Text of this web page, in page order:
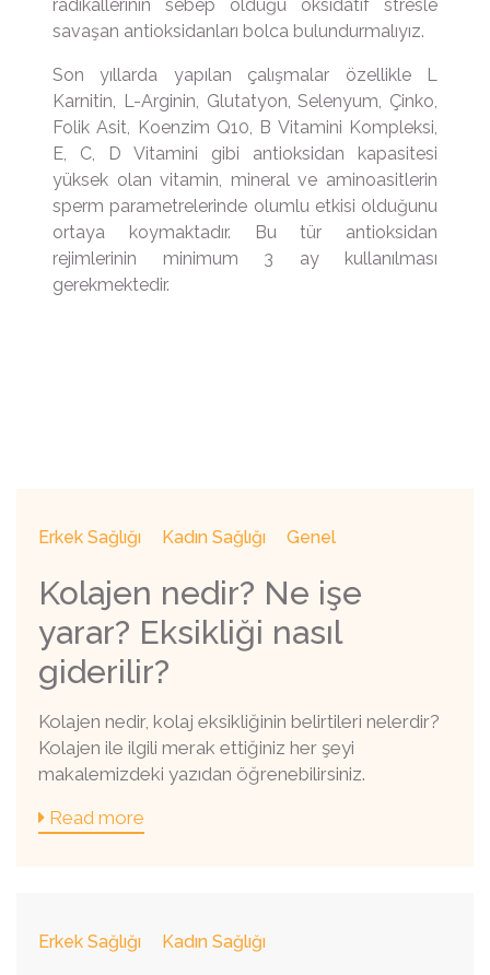
radikallerinin sebep olduğu oksidatif stresle
savaşan antioksidanları bolca bulundurmalıyız.
Son yıllarda yapılan çalışmalar özellikle L
Karnitin, L-Arginin, Glutatyon, Selenyum, Çinko,
Folik Asit, Koenzim Q10, B Vitamini Kompleksi,
E, C, D Vitamini gibi antioksidan kapasitesi
yüksek olan vitamin, mineral ve aminoasitlerin
sperm parametrelerinde olumlu etkisi olduğunu
ortaya koymaktadır. Bu tür antioksidan
rejimlerinin minimum 3 ay kullanılması
gerekmektedir.
Erkek Sağlığı Kadın Sağlığı Genel
Kolajen nedir? Ne işe
yarar? Eksikliği nasıl
giderilir?
Kolajen nedir, kolaj eksikliğinin belirtileri nelerdir?
Kolajen ile ilgili merak ettiğiniz her şeyi
makalemizdeki yazıdan öğrenebilirsiniz.
Read more
Erkek Sağlığı Kadın Sağlığı